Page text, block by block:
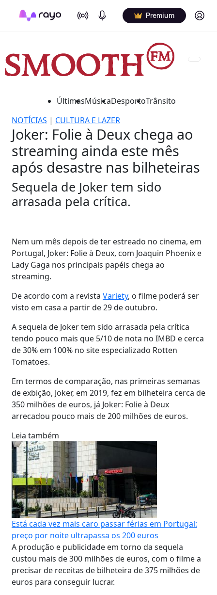
On Air Podcasts Premium Log in
ÚltimasMúsicaDesportoTrânsito
NOTÍCIAS | CULTURA E LAZER
Joker: Folie à Deux chega ao
streaming ainda este mês
após desastre nas bilheteiras
Sequela de Joker tem sido
arrasada pela crítica.
Nem um mês depois de ter estreado no cinema, em
Portugal, Joker: Folie à Deux, com Joaquin Phoenix e
Lady Gaga nos principais papéis chega ao
streaming.
De acordo com a revista Variety, o filme poderá ser
visto em casa a partir de 29 de outubro.
A sequela de Joker tem sido arrasada pela crítica
tendo pouco mais que 5/10 de nota no IMBD e cerca
de 30% em 100% no site especializado Rotten
Tomatoes.
Em termos de comparação, nas primeiras semanas
de exbição, Joker, em 2019, fez em bilheteira cerca de
350 milhões de euros, já Joker: Folie à Deux
arrecadou pouco mais de 200 milhões de euros.
Leia também
Está cada vez mais caro passar férias em Portugal:
preço por noite ultrapassa os 200 euros
A produção e publicidade em torno da sequela
custou mais de 300 milhões de euros, com o filme a
precisar de receitas de bilheteira de 375 milhões de
euros para conseguir lucrar.